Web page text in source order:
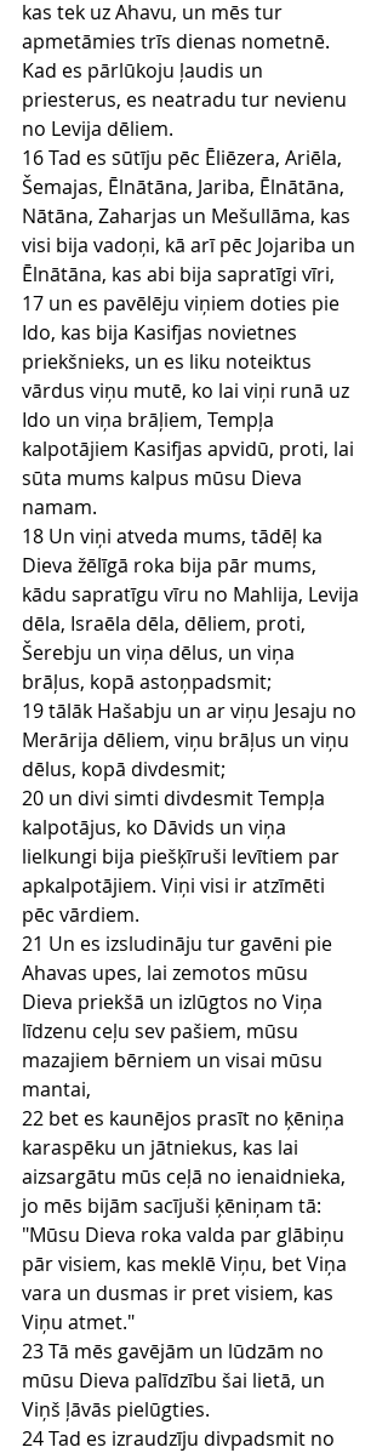
kas tek uz Ahavu, un mēs tur
apmetāmies trīs dienas nometnē.
Kad es pārlūkoju ļaudis un
priesterus, es neatradu tur nevienu
no Levija dēliem.
16 Tad es sūtīju pēc Ēliēzera, Ariēla,
Šemajas, Ēlnātāna, Jariba, Ēlnātāna,
Nātāna, Zaharjas un Mešullāma, kas
visi bija vadoņi, kā arī pēc Jojariba un
Ēlnātāna, kas abi bija sapratīgi vīri,
17 un es pavēlēju viņiem doties pie
Ido, kas bija Kasifjas novietnes
priekšnieks, un es liku noteiktus
vārdus viņu mutē, ko lai viņi runā uz
Ido un viņa brāļiem, Tempļa
kalpotājiem Kasifjas apvidū, proti, lai
sūta mums kalpus mūsu Dieva
namam.
18 Un viņi atveda mums, tādēļ ka
Dieva žēlīgā roka bija pār mums,
kādu sapratīgu vīru no Mahlija, Levija
dēla, Israēla dēla, dēliem, proti,
Šerebju un viņa dēlus, un viņa
brāļus, kopā astoņpadsmit;
19 tālāk Hašabju un ar viņu Jesaju no
Merārija dēliem, viņu brāļus un viņu
dēlus, kopā divdesmit;
20 un divi simti divdesmit Tempļa
kalpotājus, ko Dāvids un viņa
lielkungi bija piešķīruši levītiem par
apkalpotājiem. Viņi visi ir atzīmēti
pēc vārdiem.
21 Un es izsludināju tur gavēni pie
Ahavas upes, lai zemotos mūsu
Dieva priekšā un izlūgtos no Viņa
līdzenu ceļu sev pašiem, mūsu
mazajiem bērniem un visai mūsu
mantai,
22 bet es kaunējos prasīt no ķēniņa
karaspēku un jātniekus, kas lai
aizsargātu mūs ceļā no ienaidnieka,
jo mēs bijām sacījuši ķēniņam tā:
"Mūsu Dieva roka valda par glābiņu
pār visiem, kas meklē Viņu, bet Viņa
vara un dusmas ir pret visiem, kas
Viņu atmet."
23 Tā mēs gavējām un lūdzām no
mūsu Dieva palīdzību šai lietā, un
Viņš ļāvās pielūgties.
24 Tad es izraudzīju divpadsmit no